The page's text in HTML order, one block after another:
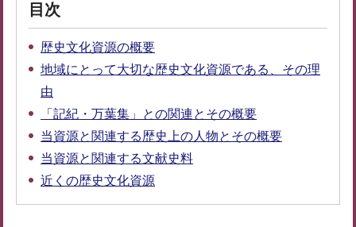
目次
歴史文化資源の概要
地域にとって大切な歴史文化資源である、その理
由
「記紀・万葉集」との関連とその概要
当資源と関連する歴史上の人物とその概要
当資源と関連する文献史料
近くの歴史文化資源